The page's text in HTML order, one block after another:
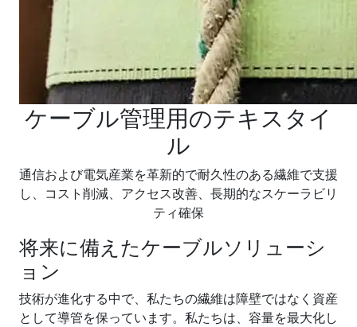
ケーブル管理用のテキスタイ
ル
通信および電気産業を革新的で耐久性のある繊維で支援
し、コスト削減、アクセス改善、長期的なスケーラビリ
ティ確保
将来に備えたケーブルソリューシ
ョン
技術が進化する中で、私たちの繊維は障壁ではなく資産
として導管を保っています。私たちは、容量を最大化し